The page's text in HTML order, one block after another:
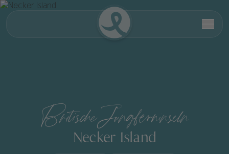
Britische Jungferninseln
Necker Island